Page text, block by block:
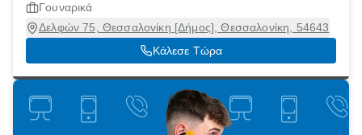
Γουναρικά
Δελφών 75, Θεσσαλονίκη [Δήμος], Θεσσαλονίκη, 54643
Κάλεσε Τώρα